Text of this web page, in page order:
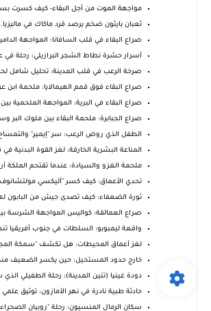
مواجهة الموت من أجل البقاء- كيف كسرت
ثعبان بايثون ضخم يرصد قرد ماكاك في
صراع البقاء في قلب السافانا: المواجهة
أسرار حشرة نطاط الشجر البرازيلي: رحلة في
صرخة الرعب في قلب المدينة: تحليل شامل
صراع البقاء فوق قمم الهيمالايا: ملحمة
صراع البقاء في البرية: المواجهة الملحمية
صراع الجبابرة: ملحمة البقاء بين ملوك البر
الطفل الذي روض الرعب: سر "إيمير"
المناعة البشرية الخارقة: لغز القوة البدنية
ملحمة الغزو والسيادة: عندما تقتحم الملكة
تحدي الأعماق: كيف كسر "أليكسي
ثورة الضعفاء: كيف تصدى جيش من البابون
صراع العمالقة: كواليس المواجهة الشرسة
واقعة ليمبوبو: السلطات في جنوب أفريقيا
لغز أعماق المحيطات: هل تكشف "سمكة
خارج حدود المستحيل: حين يكسر الضعيف
دودة غينيا (تنين المدينة): رحلة الطفيلي
حادثة طبية نادرة في نهر الأمازون: توثيق علمي
سكان الرمال المنسيون: رحلة "روبيان